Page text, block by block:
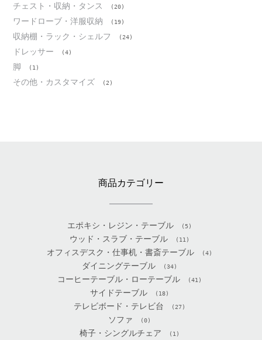
チェスト・収納・タンス (20)
ワードローブ・洋服収納 (19)
収納棚・ラック・シェルフ (24)
ドレッサー (4)
脚 (1)
その他・カスタマイズ (2)
商品カテゴリー
エポキシ・レジン・テーブル (5)
ウッド・スラブ・テーブル (11)
オフィスデスク・仕事机・書斎テーブル (4)
ダイニングテーブル (34)
コーヒーテーブル・ローテーブル (41)
サイドテーブル (18)
テレビボード・テレビ台 (27)
ソファ (0)
椅子・シングルチェア (1)